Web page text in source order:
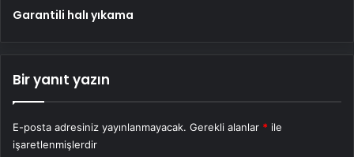
Garantili halı yıkama
Bir yanıt yazın
E-posta adresiniz yayınlanmayacak. Gerekli alanlar * ile
işaretlenmişlerdir